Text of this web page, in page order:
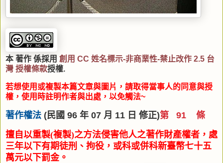
本 著作 係採用 創用 CC 姓名標示-非商業性-禁止改作 2.5 台
灣 授權條款授權.
若想使用或複製本篇文章與圖片，請取得當事人的同意與授
權，使用時註明作者與出處，以免觸法~
著作權法 (民國 96 年 07 月 11 日 修正)第 91 條
擅自以重製(複製)之方法侵害他人之著作財產權者，處
三年以下有期徒刑、拘役 ，或科或併科新臺幣七十五
萬元以下罰金。